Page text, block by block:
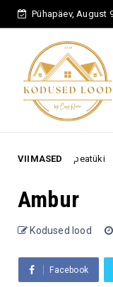
Pühapäev, August
VIIMASEDarvamus
Ambur
Kodused lood
Facebook